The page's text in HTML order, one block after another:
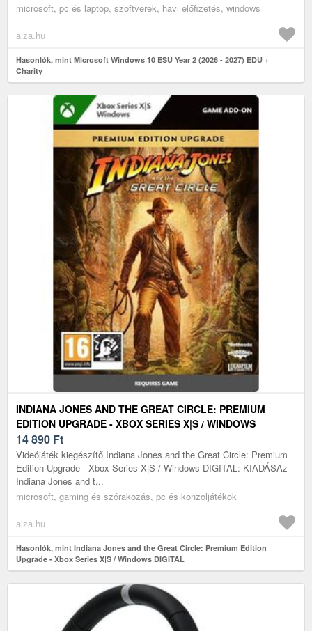
microsoft, pc és laptop, szoftverek, havi előfizetés, windows
alza.hu
Hasonlók, mint Microsoft Windows 10 ESU Year 2 (2026 - 2027) EDU +
Charity
INDIANA JONES AND THE GREAT CIRCLE: PREMIUM
EDITION UPGRADE - XBOX SERIES X|S / WINDOWS
DIGITAL
14 890 Ft
Videójáték kiegészítő Indiana Jones and the Great Circle: Premium
Edition Upgrade - Xbox Series X|S / Windows DIGITAL: KIADÁSAz
Indiana Jones and t...
microsoft, gaming és szórakozás, pc és konzoljátékok
alza.hu
Hasonlók, mint Indiana Jones and the Great Circle: Premium Edition
Upgrade - Xbox Series X|S / Windows DIGITAL